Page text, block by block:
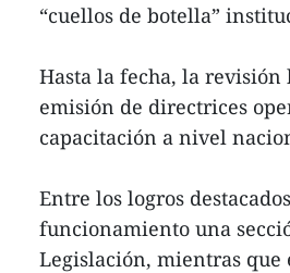
“cuellos de botella”
Hasta la fecha, la
emisión de directrices
capacitación a nivel
Entre los logros
funcionamiento una
Legislación, mientras que